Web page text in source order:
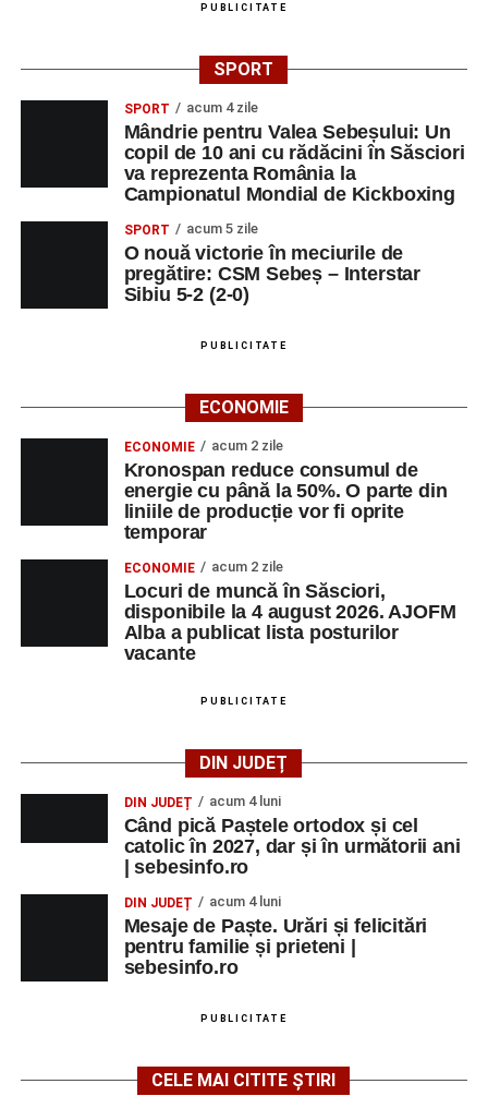
PUBLICITATE
SPORT
SPORT acum 4 zile
Mândrie pentru Valea Sebeșului: Un
copil de 10 ani cu rădăcini în Săsciori
va reprezenta România la
Campionatul Mondial de Kickboxing
SPORT acum 5 zile
O nouă victorie în meciurile de
pregătire: CSM Sebeș – Interstar
Sibiu 5-2 (2-0)
PUBLICITATE
ECONOMIE
ECONOMIE acum 2 zile
Kronospan reduce consumul de
energie cu până la 50%. O parte din
liniile de producție vor fi oprite
temporar
ECONOMIE acum 2 zile
Locuri de muncă în Săsciori,
disponibile la 4 august 2026. AJOFM
Alba a publicat lista posturilor
vacante
PUBLICITATE
DIN JUDEȚ
DIN JUDEȚ acum 4 luni
Când pică Paștele ortodox și cel
catolic în 2027, dar și în următorii ani
| sebesinfo.ro
DIN JUDEȚ acum 4 luni
Mesaje de Paște. Urări și felicitări
pentru familie și prieteni |
sebesinfo.ro
PUBLICITATE
CELE MAI CITITE ȘTIRI